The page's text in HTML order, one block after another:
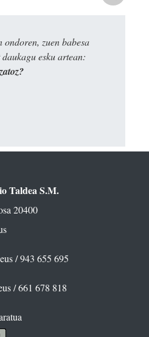
zuen babesa
esku artean:
Taldea S.M.
20400
/ 943 655 695
/ 661 678 818